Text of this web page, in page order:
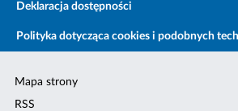
Deklaracja dostępności
Polityka dotycząca cookies i podobnych
Mapa strony
RSS